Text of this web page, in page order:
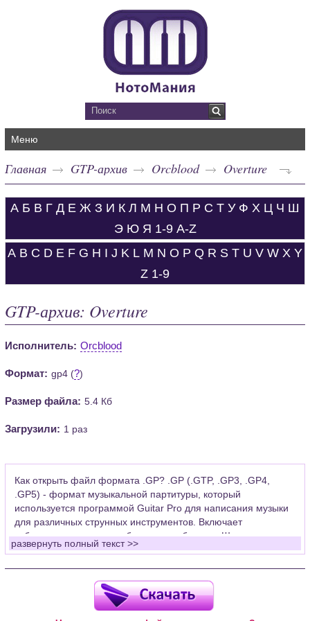
Меню
Главная GTP-архив Orcblood Overture
А Б В Г Д Е Ж З И К Л М Н О П Р С Т У Ф Х Ц Ч Ш
Э Ю Я 1-9 A-Z
A B C D E F G H I J K L M N O P Q R S T U V W X Y
Z 1-9
GTP-архив: Overture
Исполнитель: Orcblood
Формат: gp4 (?)
Размер файла: 5.4 Кб
Загрузили: 1 раз
Как открыть файл формата .GP? .GP (.GTP, .GP3, .GP4,
.GP5) - формат музыкальной партитуры, который
используется программой Guitar Pro для написания музыки
для различных струнных инструментов. Включает
табулатуры для гитары, бас-гитары, банджо. Широко
применяется для создания партитур, которые затем
Для открытия нот этого формата Вам необходимо
установить у себя на рабочем компьютере программу Guitar
Pro (желательно, последней версии). Скачать её можно с
развернуть полный текст >>